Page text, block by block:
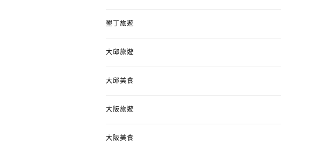
墾丁旅遊
大邱旅遊
大邱美食
大阪旅遊
大阪美食